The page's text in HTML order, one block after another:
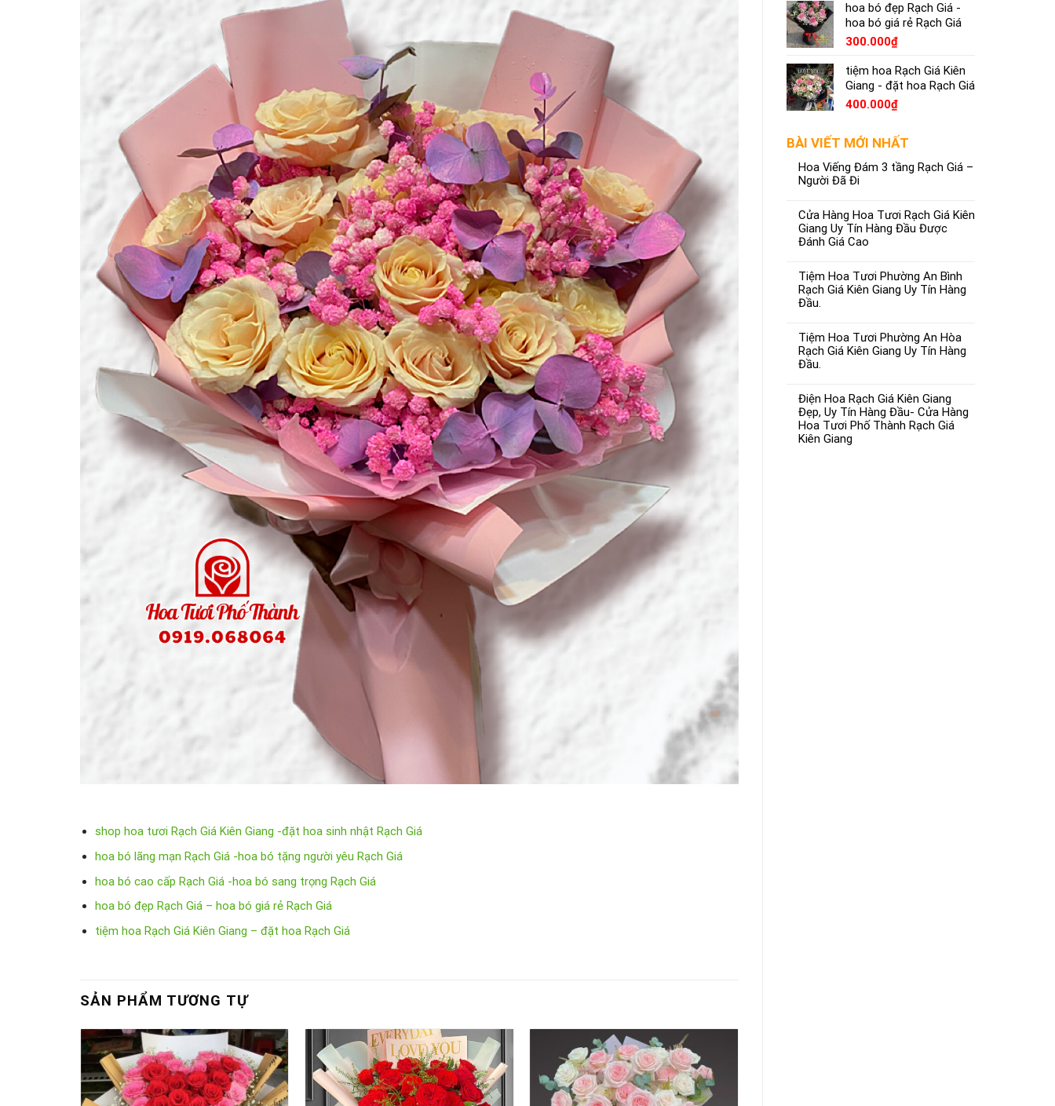
hoa bó đẹp Rạch Giá -
hoa bó giá rẻ Rạch Giá
300.000₫
tiệm hoa Rạch Giá Kiên
Giang - đặt hoa Rạch Giá
400.000₫
BÀI VIẾT MỚI NHẤT
Hoa Viếng Đám 3 tầng Rạch Giá –
Người Đã Đi
Cửa Hàng Hoa Tươi Rạch Giá Kiên
Giang Uy Tín Hàng Đầu Được
Đánh Giá Cao
Tiệm Hoa Tươi Phường An Bình
Rạch Giá Kiên Giang Uy Tín Hàng
Đầu.
Tiệm Hoa Tươi Phường An Hòa
Rạch Giá Kiên Giang Uy Tín Hàng
Đầu.
Điện Hoa Rạch Giá Kiên Giang
Đẹp, Uy Tín Hàng Đầu- Cửa Hàng
Hoa Tươi Phố Thành Rạch Giá
Kiên Giang
shop hoa tươi Rạch Giá Kiên Giang -đặt hoa sinh nhật Rạch Giá
hoa bó lãng mạn Rạch Giá -hoa bó tặng người yêu Rạch Giá
hoa bó cao cấp Rạch Giá -hoa bó sang trọng Rạch Giá
hoa bó đẹp Rạch Giá – hoa bó giá rẻ Rạch Giá
tiệm hoa Rạch Giá Kiên Giang – đặt hoa Rạch Giá
SẢN PHẨM TƯƠNG TỰ